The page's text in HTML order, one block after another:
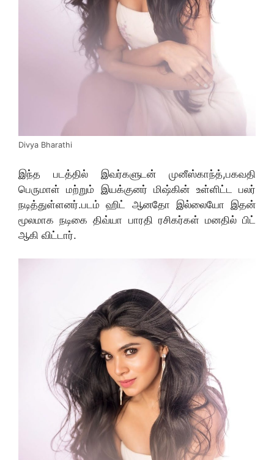
Divya Bharathi
இந்த படத்தில் இவர்களுடன் முனீஸ்காந்த்,பகவதி
பெருமாள் மற்றும் இயக்குனர் மிஷ்கின் உள்ளிட்ட பலர்
நடித்துள்ளனர்.படம் ஹிட் ஆனதோ இல்லையோ இதன்
மூலமாக நடிகை திவ்யா பாரதி ரசிகர்கள் மனதில் பிட்
ஆகி விட்டார்.